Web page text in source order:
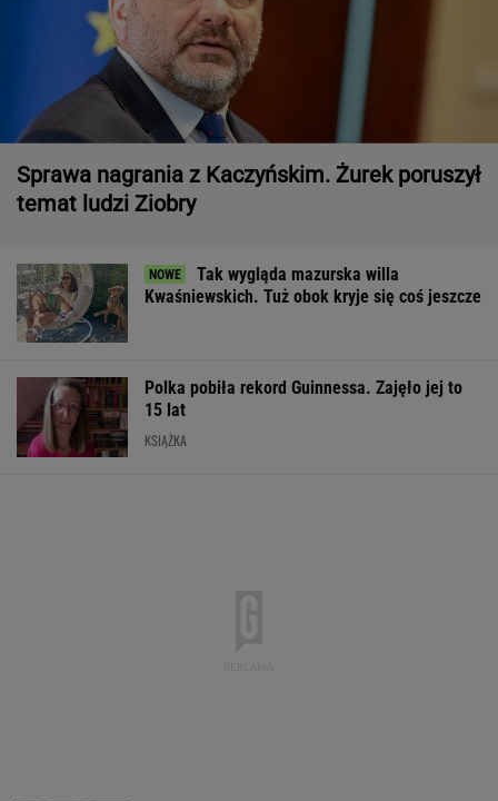
Sprawa nagrania z Kaczyńskim. Żurek poruszył
temat ludzi Ziobry
Tak wygląda mazurska willa
Kwaśniewskich. Tuż obok kryje się coś jeszcze
Polka pobiła rekord Guinnessa. Zajęło jej to
15 lat
KSIĄŻKA